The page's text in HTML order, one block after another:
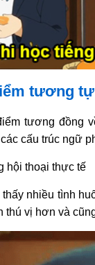
tương
tương đồng
cấu trúc ngữ
hội thoại thực tế
nhiều tình
thú vị hơn và